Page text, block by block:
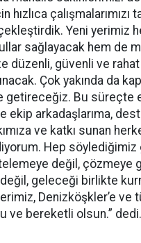
hızlıca çalışmalarımızı
Yeni yerimiz
sağlayacak hem de
düzenli, güvenli ve rahat
Çok yakında da
getireceğiz. Bu süreçte
ekip arkadaşlarıma,
ve katkı sunan
Hep söylediğimiz
değil, çözmeye
geleceği birlikte
Denizköşkler’e ve
ve bereketli olsun.” dedi.